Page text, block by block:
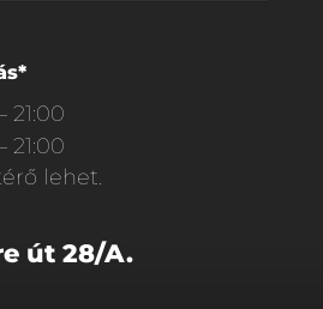
21:00
21:00
lehet.
út 28/A.